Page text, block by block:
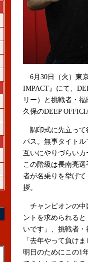
6月30日（火）東
IMPACT』にて、
リー）と挑戦者・
久保のDEEP
調印式に先立って
パス。無事タイト
互いにやりづらい
この階級は長南亮
者が名乗りを挙げ
拶。
チャンピオンの中
ントを求められると
いです」、挑戦者・
「去年やって負け
明日のためにこの1